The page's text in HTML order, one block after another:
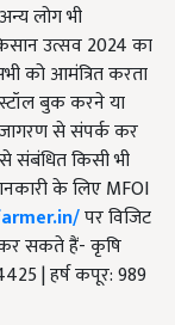
लोग भी
उत्सव 2024 का
को आमंत्रित करता
बुक करने या
से संपर्क कर
संबंधित किसी भी
के लिए MFOI
परविजिट
सकते हैं- कृषि
| हर्ष कपूर: 989